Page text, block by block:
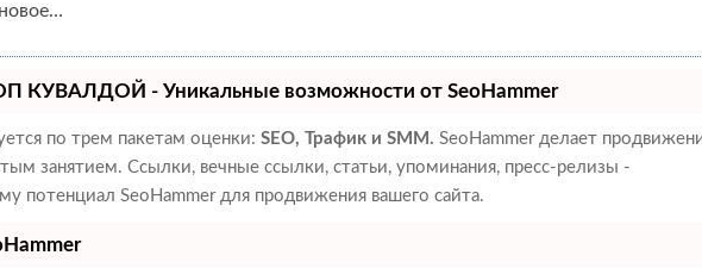
КУВАЛДОЙ - Уникальные возможности от SeoHammer
по трем пакетам оценки: SEO, Трафик и SMM. SeoHammer делает
занятием. Ссылки, вечные ссылки, статьи, упоминания, пресс-релизы -
потенциал SeoHammer для продвижения вашего сайта.